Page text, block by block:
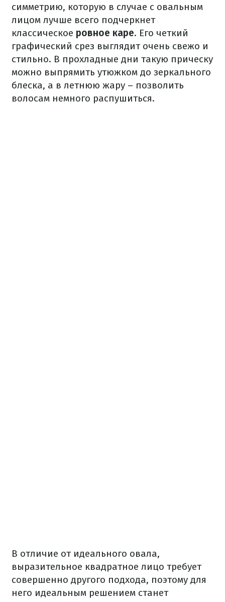
симметрию, которую в случае с овальным
лицом лучше всего подчеркнет
классическое ровное каре. Его четкий
графический срез выглядит очень свежо и
стильно. В прохладные дни такую прическу
можно выпрямить утюжком до зеркального
блеска, а в летнюю жару – позволить
волосам немного распушиться.
В отличие от идеального овала,
выразительное квадратное лицо требует
совершенно другого подхода, поэтому для
него идеальным решением станет